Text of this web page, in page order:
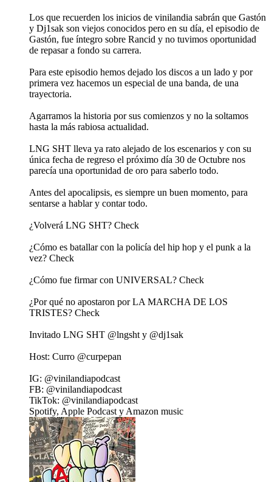
Los que recuerden los inicios de vinilandia sabrán que Gastón
y Dj1sak son viejos conocidos pero en su día, el episodio de
Gastón, fue íntegro sobre Rancid y no tuvimos oportunidad
de repasar a fondo su carrera.
Para este episodio hemos dejado los discos a un lado y por
primera vez hacemos un especial de una banda, de una
trayectoria.
Agarramos la historia por sus comienzos y no la soltamos
hasta la más rabiosa actualidad.
LNG SHT lleva ya rato alejado de los escenarios y con su
única fecha de regreso el próximo día 30 de Octubre nos
parecía una oportunidad de oro para saberlo todo.
Antes del apocalipsis, es siempre un buen momento, para
sentarse a hablar y contar todo.
¿Volverá LNG SHT? Check
¿Cómo es batallar con la policía del hip hop y el punk a la
vez? Check
¿Cómo fue firmar con UNIVERSAL? Check
¿Por qué no apostaron por LA MARCHA DE LOS
TRISTES? Check
Invitado LNG SHT @lngsht y @dj1sak
Host: Curro @curpepan
IG: @vinilandiapodcast
FB: @vinilandiapodcast
TikTok: @vinilandiapodcast
Spotify, Apple Podcast y Amazon music